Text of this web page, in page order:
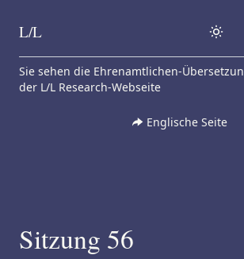
Skip to content
L/L
Sie sehen die Ehrenamtlichen-
der L/L Research-Webseite
Englische Seite
Sitzung 56